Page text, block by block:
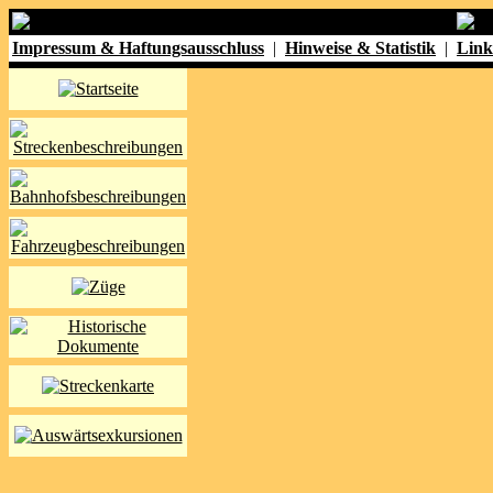
Impressum & Haftungsausschluss | Hinweise & Statistik |